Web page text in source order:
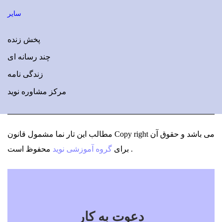
سایر
پخش زنده
چند رسانه ای
زندگی نامه
مرکز مشاوره نوید
مطالب این تار نما مشمول قانون Copy right می باشد و حقوق آن
برای گروه آموزشی نوید محفوظ است .
دعوت به کار